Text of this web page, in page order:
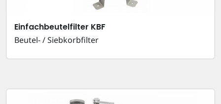
Einfachbeutelfilter KBF
Beutel- / Siebkorbfilter